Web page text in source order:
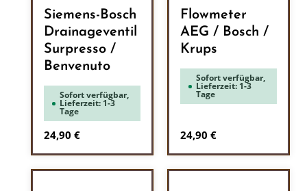
Siemens-Bosch
Drainageventil
Surpresso /
Benvenuto
Sofort verfügbar,
Lieferzeit: 1-3
Tage
Regulärer Preis:
24,90 €
Flowmeter
AEG / Bosch /
Krups
Sofort verfügbar,
Lieferzeit: 1-3
Tage
Regulärer Preis:
24,90 €